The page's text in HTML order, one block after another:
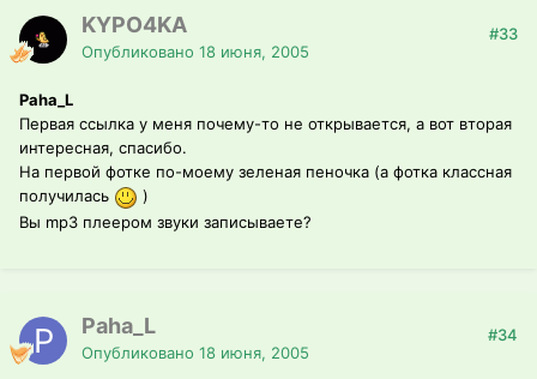
KYPO4KA
Опубликовано 18 июня, 2005
#33
Paha_L
Первая ссылка у меня почему-то не открывается, а вот вторая
интересная, спасибо.
На первой фотке по-моему зеленая пеночка (а фотка классная
получилась
)
Вы mp3 плеером звуки записываете?
Paha_L
Опубликовано 18 июня, 2005
#34